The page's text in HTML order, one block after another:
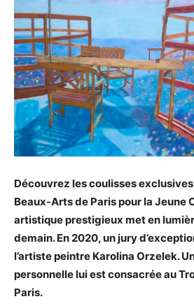
Découvrez les coulisses
Beaux-Arts de Paris pour la Jeune
artistique prestigieux met en
demain. En 2020, un jury
l’artiste peintre Karolina Orzelek.
personnelle lui est consacrée au
Paris.